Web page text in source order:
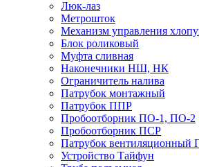
Люк-лаз
Метрошток
Механизм управления
Блок роликовый
Муфта сливная
Наконечники НШ, НК
Ограничитель налива
Патрубок монтажный
Патрубок ППР
Пробоотборник ПО-1, ПО-2
Пробоотборник ПСР
Патрубок вентиляционный
Устройство Тайфун